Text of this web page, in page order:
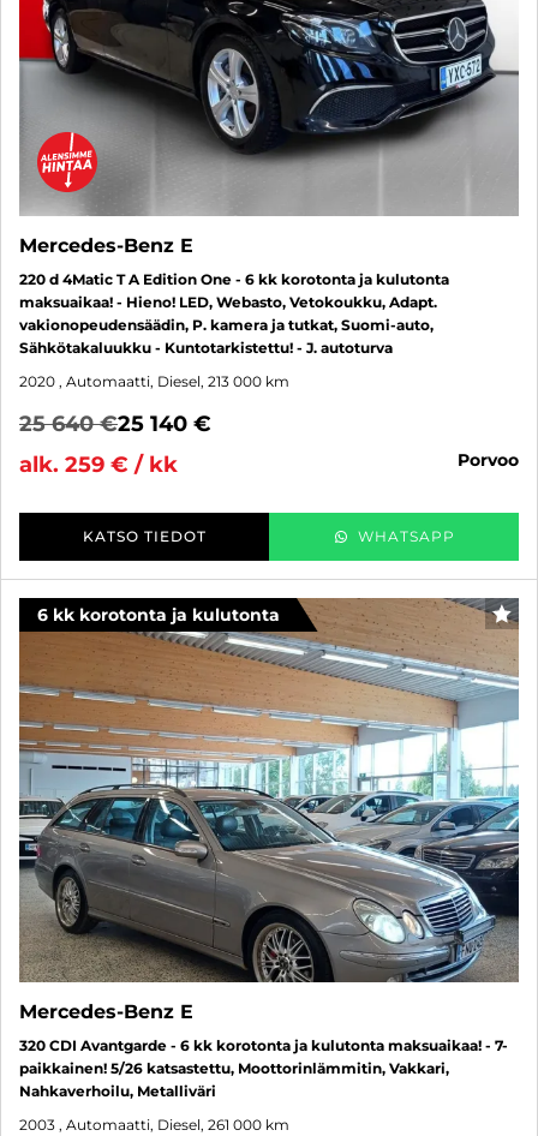
Mercedes-Benz E
220 d 4Matic T A Edition One - 6 kk korotonta ja kulutonta
maksuaikaa! - Hieno! LED, Webasto, Vetokoukku, Adapt.
vakionopeudensäädin, P. kamera ja tutkat, Suomi-auto,
Sähkötakaluukku - Kuntotarkistettu! - J. autoturva
2020 , Automaatti, Diesel, 213 000 km
25 640 €25 140 €
alk. 259 € / kk
porvoo
KATSO TIEDOT WHATSAPP
6 kk korotonta ja kulutonta
Mercedes-Benz E
320 CDI Avantgarde - 6 kk korotonta ja kulutonta maksuaikaa! - 7-
paikkainen! 5/26 katsastettu, Moottorinlämmitin, Vakkari,
Nahkaverhoilu, Metalliväri
2003 , Automaatti, Diesel, 261 000 km